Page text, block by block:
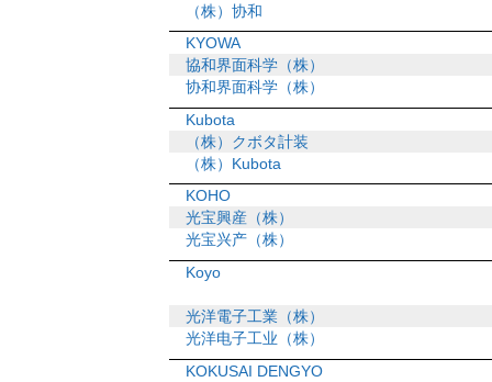
（株）协和
KYOWA
協和界面科学（株）
协和界面科学（株）
Kubota
（株）クボタ計装
（株）Kubota
KOHO
光宝興産（株）
光宝兴产（株）
Koyo
光洋電子工業（株）
光洋电子工业（株）
KOKUSAI DENGYO